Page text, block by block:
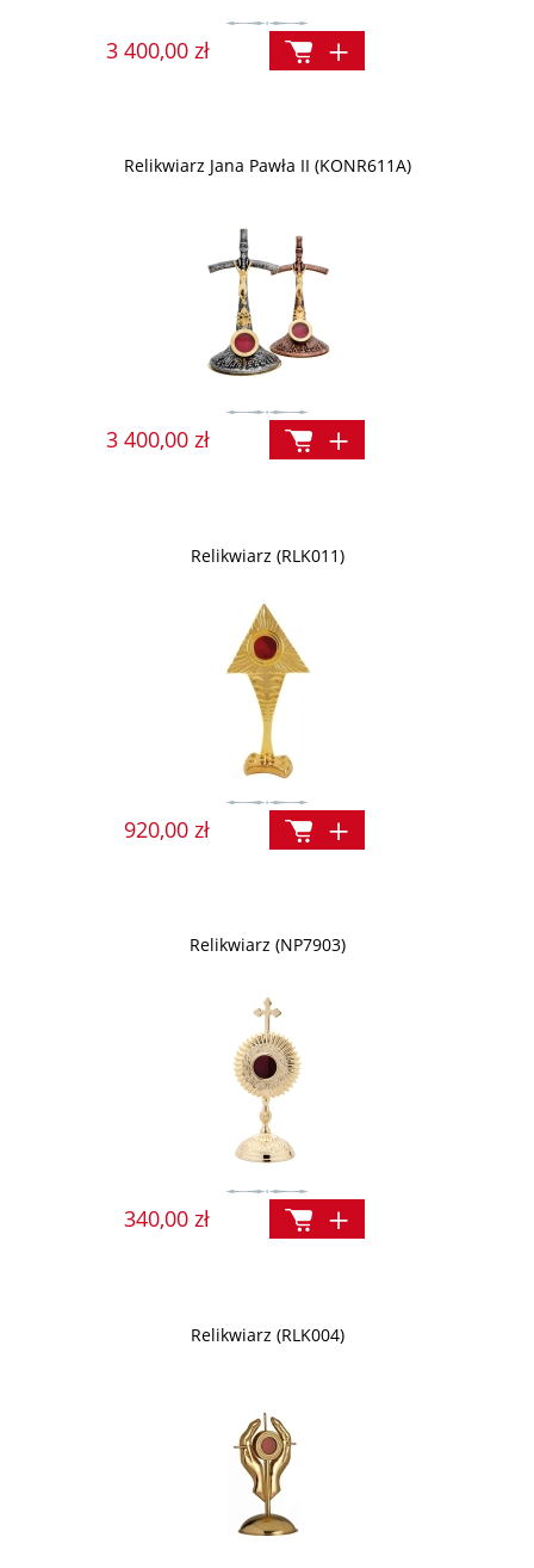
3 400,00 zł
Relikwiarz Jana Pawła II (KONR611A)
3 400,00 zł
Relikwiarz (RLK011)
920,00 zł
Relikwiarz (NP7903)
340,00 zł
Relikwiarz (RLK004)